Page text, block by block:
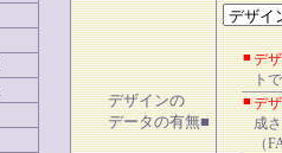
デザインの
データの有無■
■デ
ト
■デ
成
（